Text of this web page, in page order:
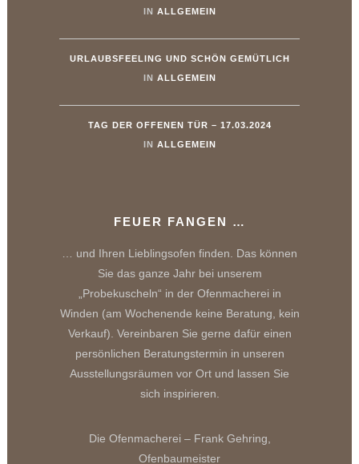
IN ALLGEMEIN
URLAUBSFEELING UND SCHÖN GEMÜTLICH
IN ALLGEMEIN
TAG DER OFFENEN TÜR – 17.03.2024
IN ALLGEMEIN
FEUER FANGEN …
… und Ihren Lieblingsofen finden. Das können
Sie das ganze Jahr bei unserem
„Probekuscheln“ in der Ofenmacherei in
Winden (am Wochenende keine Beratung, kein
Verkauf). Vereinbaren Sie gerne dafür einen
persönlichen Beratungstermin in unseren
Ausstellungsräumen vor Ort und lassen Sie
sich inspirieren.
Die Ofenmacherei – Frank Gehring,
Ofenbaumeister